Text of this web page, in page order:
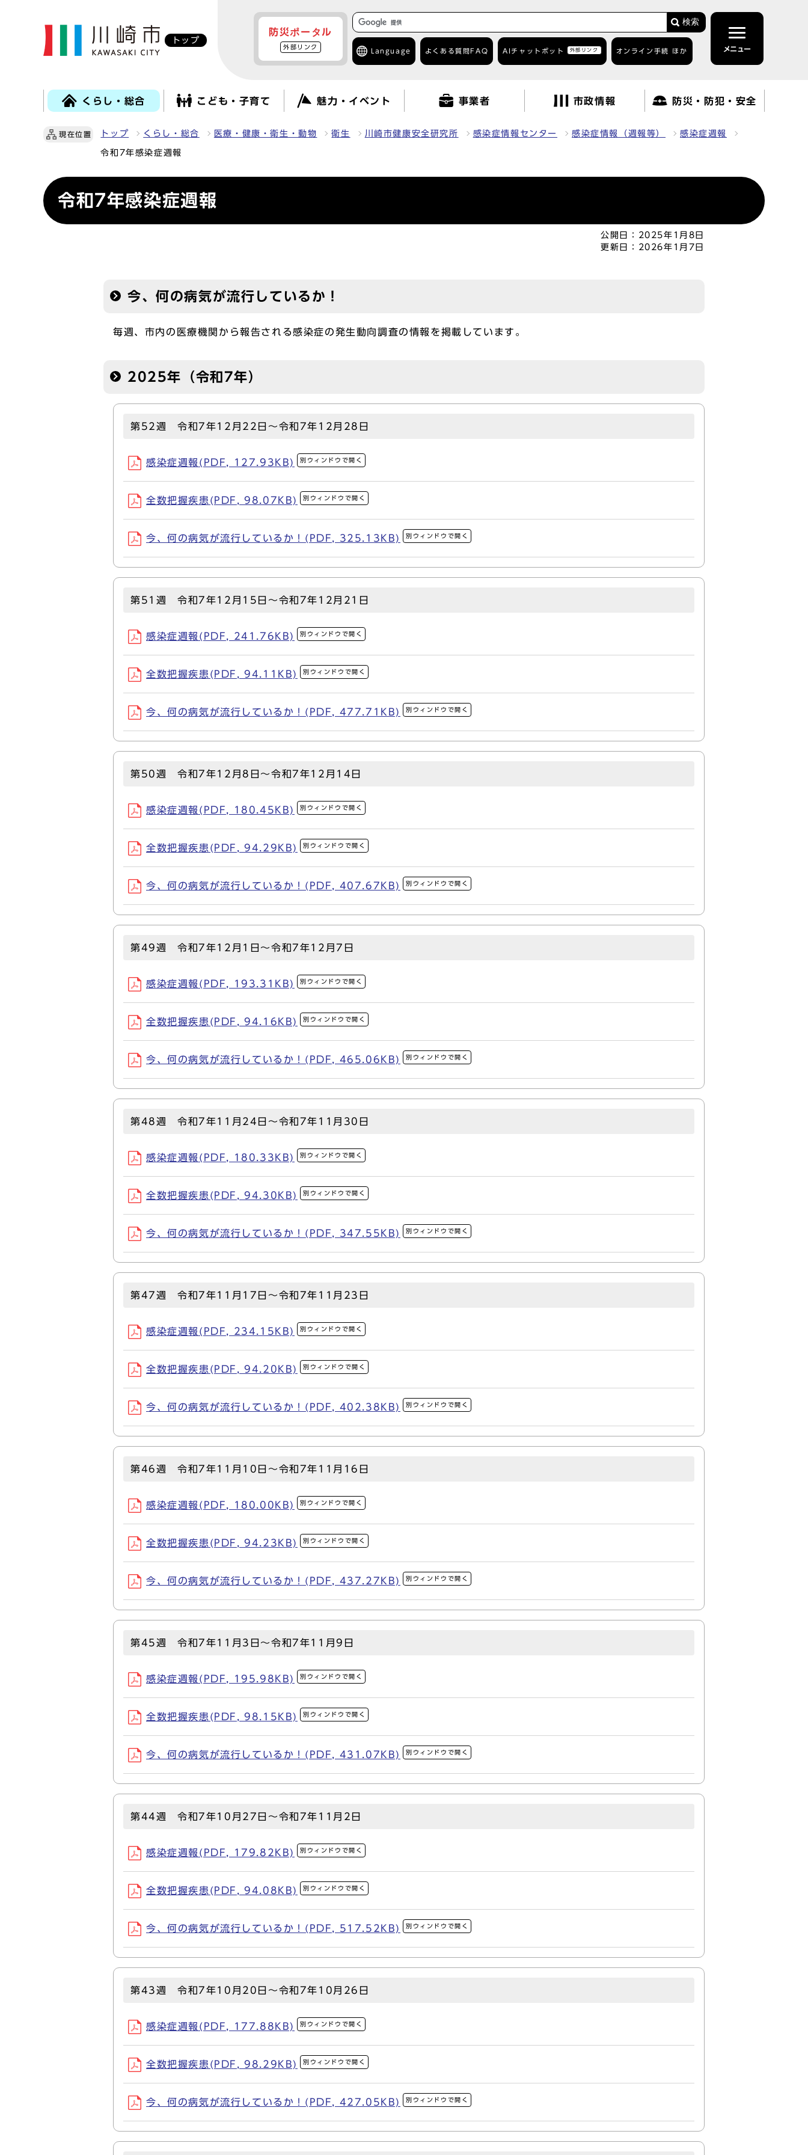
トップ
防災ポータル
外部リンク
検索
Language よくある質問 FAQ AIチャットボット 外部リンク オンライン手続 ほか メニュー
くらし・総合 こども・子育て 魅力・イベント 事業者 市政情報 防災・防犯・安全
現在位置 トップ くらし・総合 医療・健康・衛生・動物 衛生 川崎市健康安全研究所 感染症情報センター 感染症情報（週報等） 感染症週報
令和7年感染症週報
令和7年感染症週報
公開日：
2025年1月8日
更新日：
2026年1月7日
今、何の病気が流行しているか！
毎週、市内の医療機関から報告される感染症の発生動向調査の情報を掲載しています。
2025年（令和7年）
第52週 令和7年12月22日～令和7年12月28日
感染症週報(PDF, 127.93KB) 別ウィンドウで開く
全数把握疾患(PDF, 98.07KB) 別ウィンドウで開く
今、何の病気が流行しているか！(PDF, 325.13KB) 別ウィンドウで開く
第51週 令和7年12月15日～令和7年12月21日
感染症週報(PDF, 241.76KB) 別ウィンドウで開く
全数把握疾患(PDF, 94.11KB) 別ウィンドウで開く
今、何の病気が流行しているか！(PDF, 477.71KB) 別ウィンドウで開く
第50週 令和7年12月8日～令和7年12月14日
感染症週報(PDF, 180.45KB) 別ウィンドウで開く
全数把握疾患(PDF, 94.29KB) 別ウィンドウで開く
今、何の病気が流行しているか！(PDF, 407.67KB) 別ウィンドウで開く
第49週 令和7年12月1日～令和7年12月7日
感染症週報(PDF, 193.31KB) 別ウィンドウで開く
全数把握疾患(PDF, 94.16KB) 別ウィンドウで開く
今、何の病気が流行しているか！(PDF, 465.06KB) 別ウィンドウで開く
第48週 令和7年11月24日～令和7年11月30日
感染症週報(PDF, 180.33KB) 別ウィンドウで開く
全数把握疾患(PDF, 94.30KB) 別ウィンドウで開く
今、何の病気が流行しているか！(PDF, 347.55KB) 別ウィンドウで開く
第47週 令和7年11月17日～令和7年11月23日
感染症週報(PDF, 234.15KB) 別ウィンドウで開く
全数把握疾患(PDF, 94.20KB) 別ウィンドウで開く
今、何の病気が流行しているか！(PDF, 402.38KB) 別ウィンドウで開く
第46週 令和7年11月10日～令和7年11月16日
感染症週報(PDF, 180.00KB) 別ウィンドウで開く
全数把握疾患(PDF, 94.23KB) 別ウィンドウで開く
今、何の病気が流行しているか！(PDF, 437.27KB) 別ウィンドウで開く
第45週 令和7年11月3日～令和7年11月9日
感染症週報(PDF, 195.98KB) 別ウィンドウで開く
全数把握疾患(PDF, 98.15KB) 別ウィンドウで開く
今、何の病気が流行しているか！(PDF, 431.07KB) 別ウィンドウで開く
第44週 令和7年10月27日～令和7年11月2日
感染症週報(PDF, 179.82KB) 別ウィンドウで開く
全数把握疾患(PDF, 94.08KB) 別ウィンドウで開く
今、何の病気が流行しているか！(PDF, 517.52KB) 別ウィンドウで開く
第43週 令和7年10月20日～令和7年10月26日
感染症週報(PDF, 177.88KB) 別ウィンドウで開く
全数把握疾患(PDF, 98.29KB) 別ウィンドウで開く
今、何の病気が流行しているか！(PDF, 427.05KB) 別ウィンドウで開く